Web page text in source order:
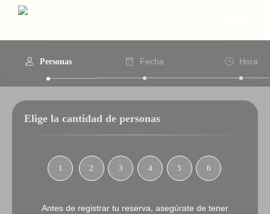
Personas Fecha Hora
Elige la cantidad de personas
1 2 3 4 5 6
Antes de registrar tu reserva, asegúrate de tener